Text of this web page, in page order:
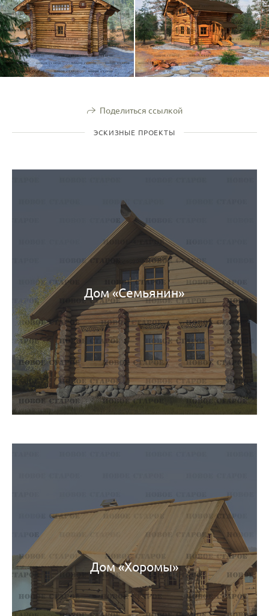
Поделиться ссылкой
ЭСКИЗНЫЕ ПРОЕКТЫ
Дом «Семьянин»
Дом «Хоромы»